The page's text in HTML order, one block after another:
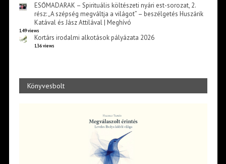
ESŐMADARAK – Spirituális költészeti nyári est-sorozat, 2.
rész: „A szépség megváltja a világot” – beszélgetés Huszárik
Katával és Jász Attilával | Meghívó
149 views
Kortárs irodalmi alkotások pályázata 2026
136 views
Könyvesbolt